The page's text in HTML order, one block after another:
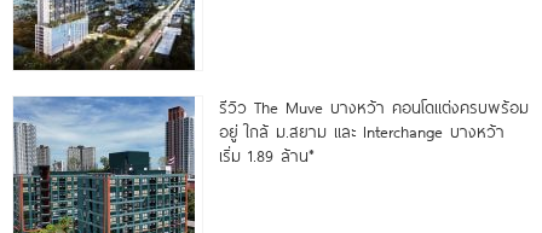
รีวิว The Muve บางหว้า คอนโดแต่งครบพร้อม
อยู่ ใกล้ ม.สยาม และ Interchange บางหว้า
เริ่ม 1.89 ล้าน*